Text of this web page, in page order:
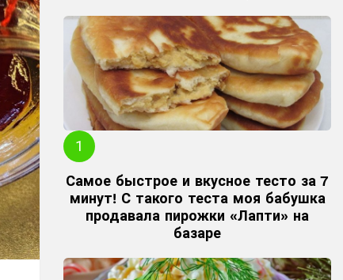
Самое быстрое и вкусное тесто за 7
минут! С такого теста моя бабушка
продавала пирожки «Лапти» на
базаре